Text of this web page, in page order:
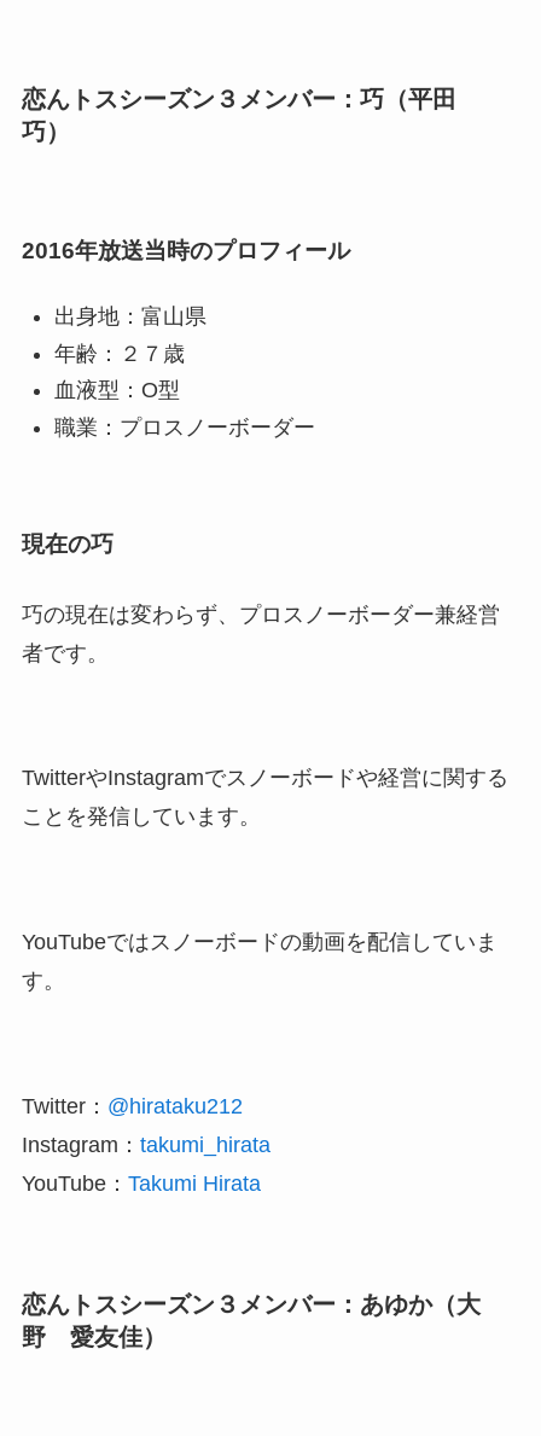
恋んトスシーズン３メンバー：巧（平田
巧）
2016年放送当時のプロフィール
出身地：富山県
年齢：２７歳
血液型：O型
職業：プロスノーボーダー
現在の巧
巧の現在は変わらず、プロスノーボーダー兼経営
者です。
TwitterやInstagramでスノーボードや経営に関する
ことを発信しています。
YouTubeではスノーボードの動画を配信していま
す。
Twitter： @hirataku212
Instagram： takumi_hirata
YouTube： Takumi Hirata
恋んトスシーズン３メンバー：あゆか（大
野 愛友佳）